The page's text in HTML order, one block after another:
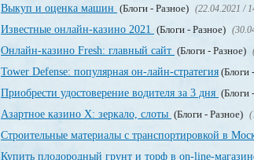
Выкуп и оценка машин (Блоги - Разное) (22.04.2021 /
Известные онлайн-казино 2021 (Блоги - Разное)
Онлайн-казино Fresh: главный сайт (Блоги - Разное)
Tower Defense: популярная он-лайн-стратегия (Блоги
Приобрести удостоверение водителя за 3 дня (Блоги
Азартное казино X: зеркало, слоты (Блоги - Разное)
Строительные материалы с транспортировкой в
Купить плодородный грунт и торф в on-line-